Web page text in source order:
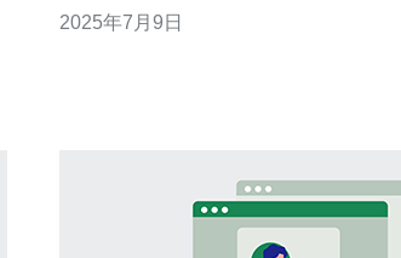
障。 作为一个国际化大都市，香港的互联网使用量一直居
2025年7月9日